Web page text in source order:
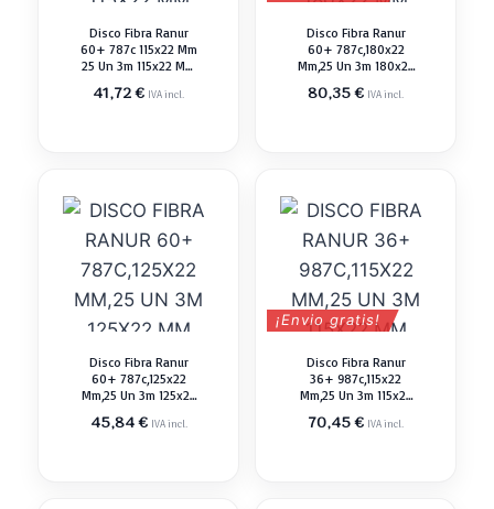
Disco Fibra Ranur
60+ 787c 115x22 Mm
25 Un 3m 115x22 Mm
41,72€ IVA incl.
Disco Fibra Ranur
60+ 787c,180x22
Mm,25 Un 3m 180x22
80,35€ IVA incl.
Disco Fibra Ranur
60+ 787c,125x22
Mm,25 Un 3m 125x22
45,84€ IVA incl.
¡Envio gratis!
Disco Fibra Ranur
36+ 987c,115x22
Mm,25 Un 3m 115x22
70,45€ IVA incl.